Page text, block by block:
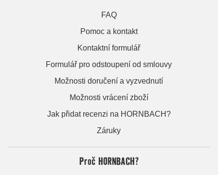
FAQ
Pomoc a kontakt
Kontaktní formulář
Formulář pro odstoupení od smlouvy
Možnosti doručení a vyzvednutí
Možnosti vrácení zboží
Jak přidat recenzi na HORNBACH?
Záruky
Proč HORNBACH?